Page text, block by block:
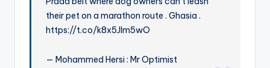
their pet on a marathon route . Ghasia .
https://t.co/k8x5Jlm5wO
— Mohammed Hersi : Mr Optimist